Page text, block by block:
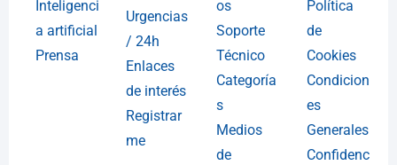
Inteligenci
a artificial
Prensa
Urgencias
/ 24h
Enlaces
de interés
Registrar
me
os
Soporte
Técnico
Categoría
s
Medios
de
Política
de
Cookies
Condicion
es
Generales
Confidenc